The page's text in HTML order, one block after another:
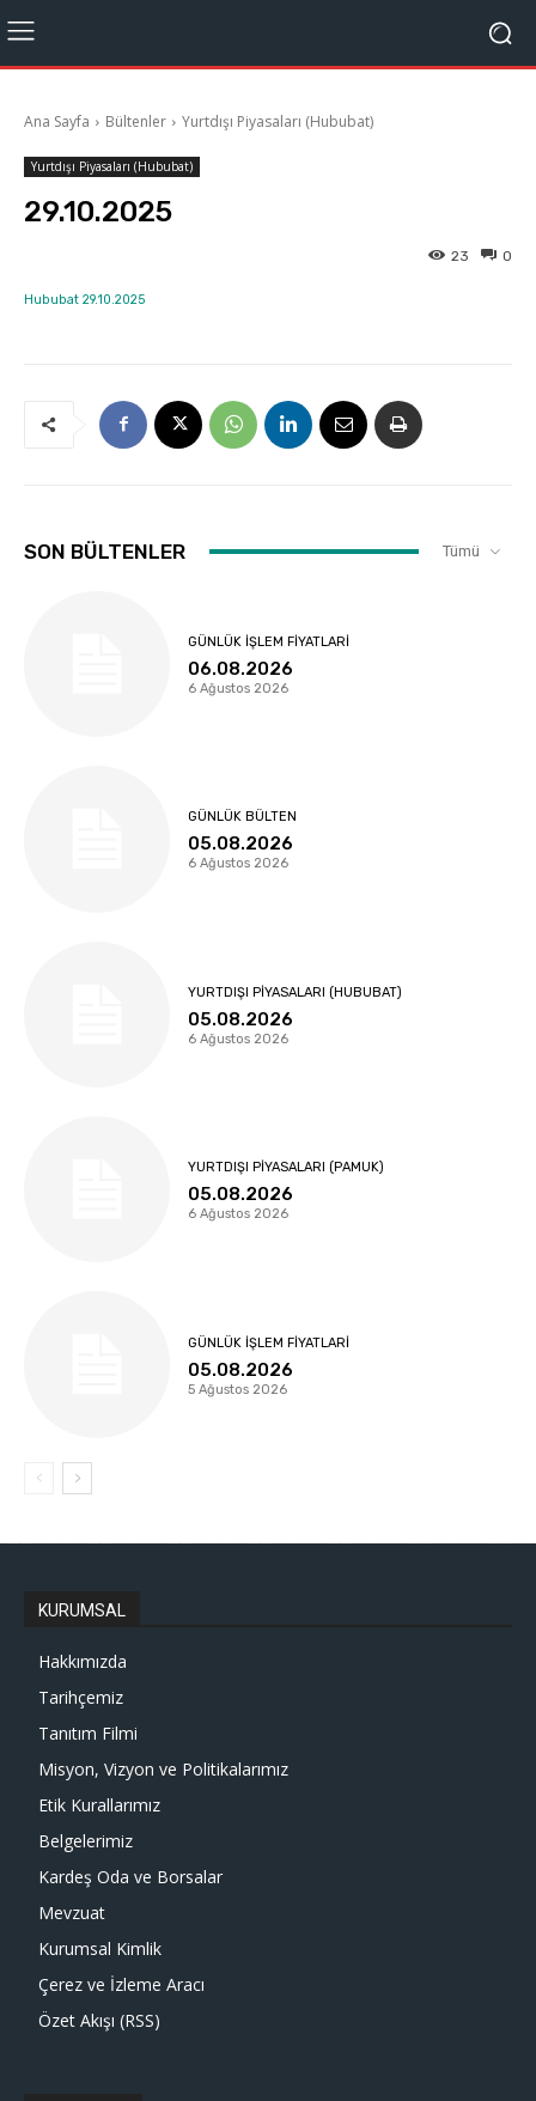
Ana Sayfa Bültenler Yurtdışı Piyasaları (Hububat)
Yurtdışı Piyasaları (Hububat)
29.10.2025
0
23
Hububat 29.10.2025
SON BÜLTENLER Tümü
GÜNLÜK İŞLEM FIYATLARI
06.08.2026
6 Ağustos 2026
GÜNLÜK BÜLTEN
05.08.2026
6 Ağustos 2026
YURTDIŞI PIYASALARI (HUBUBAT)
05.08.2026
6 Ağustos 2026
YURTDIŞI PIYASALARI (PAMUK)
05.08.2026
6 Ağustos 2026
GÜNLÜK İŞLEM FIYATLARI
05.08.2026
5 Ağustos 2026
KURUMSAL
Hakkımızda
Tarihçemiz
Tanıtım Filmi
Misyon, Vizyon ve Politikalarımız
Etik Kurallarımız
Belgelerimiz
Kardeş Oda ve Borsalar
Mevzuat
Kurumsal Kimlik
Çerez ve İzleme Aracı
Özet Akışı (RSS)